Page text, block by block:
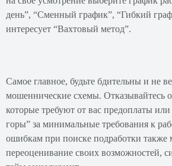
день”, “Сменный график”, “Гибкий
интересует “Вахтовый метод”.
Самое главное, будьте бдительны и не
мошеннические схемы. Отказывайтесь
которые требуют от вас предоплаты
горы” за минимальные требования к
ошибкам при поиске подработки также
переоценивание своих возможностей,